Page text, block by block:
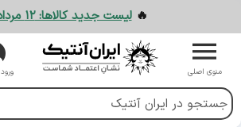
🔥لیست جدید کالاها: ۱۲ مرداد
منوی اصلی